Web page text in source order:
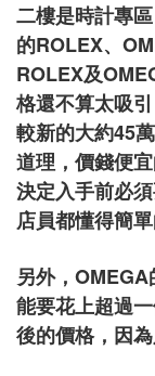
二樓是時計專
的ROLEX、
ROLEX及
格還不算太吸
較新的大約45
道理，價錢便
決定入手前必
店員都懂得簡單
另外，
能要花上超過
後的價格，因